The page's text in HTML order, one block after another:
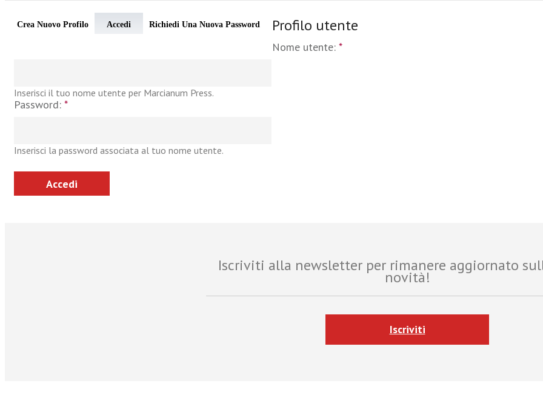
Crea Nuovo Profilo Accedi Richiedi Una Nuova Password Profilo utente
Nome utente: *
Inserisci il tuo nome utente per Marcianum Press.
Password: *
Inserisci la password associata al tuo nome utente.
Iscriviti alla newsletter per rimanere aggiornato
novità!
Iscriviti